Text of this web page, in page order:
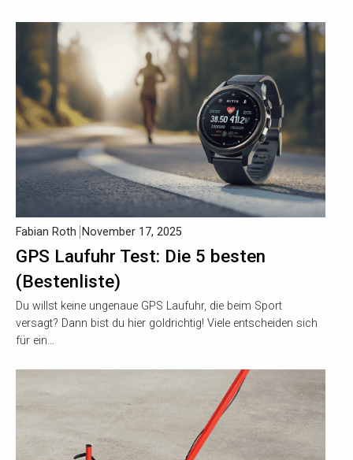
GPS Laufuhr Test: Die 5 besten
(Bestenliste)
Fabian Roth November 17, 2025
Du willst keine ungenaue GPS Laufuhr, die beim Sport
versagt? Dann bist du hier goldrichtig! Viele entscheiden sich
für ein…